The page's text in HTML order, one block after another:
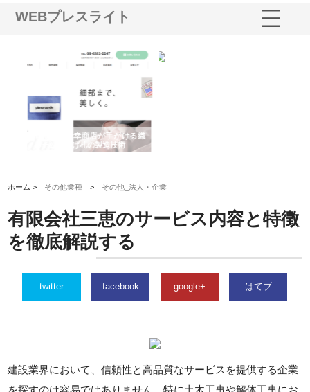
WEBプレスライト
有限会社松幸商店が手がける織
ネームと下げ札の製造技術
ホーム > その他業種 > その他_法人・企業
有限会社三恵のサービス内容と特徴
を徹底解説する
twitter facebook google+ はてブ
建設業界において、信頼性と高品質なサービスを提供する企業
を探すのは容易ではありません。特に土木工事や解体工事にお